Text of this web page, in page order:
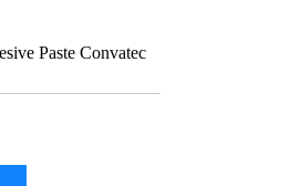
Paste Convatec